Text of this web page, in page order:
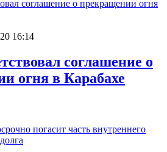
16:14
соглашение о
огня в Карабахе